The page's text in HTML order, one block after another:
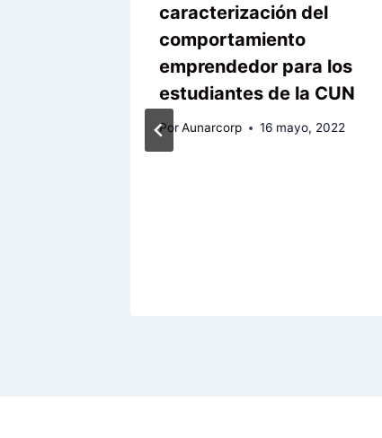
caracterización del
comportamiento
emprendedor para los
estudiantes de la CUN
PorAunarcorp 16 mayo, 2022